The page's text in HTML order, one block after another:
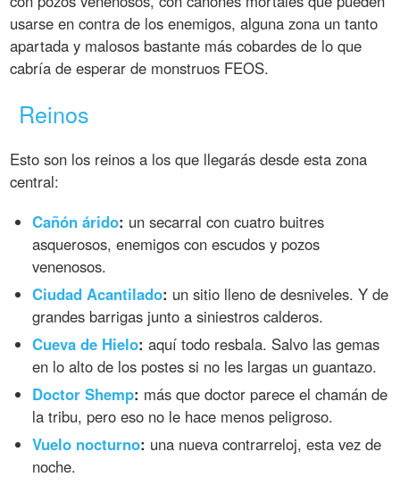
usarse en contra de los enemigos, alguna zona un tanto
apartada y malosos bastante más cobardes de lo que
cabría de esperar de monstruos FEOS.
Reinos
Esto son los reinos a los que llegarás desde esta zona
central:
Cañón árido: un secarral con cuatro buitres
asquerosos, enemigos con escudos y pozos
venenosos.
Ciudad Acantilado: un sitio lleno de desniveles. Y de
grandes barrigas junto a siniestros calderos.
Cueva de Hielo: aquí todo resbala. Salvo las gemas
en lo alto de los postes si no les largas un guantazo.
Doctor Shemp: más que doctor parece el chamán de
la tribu, pero eso no le hace menos peligroso.
Vuelo nocturno: una nueva contrarreloj, esta vez de
noche.